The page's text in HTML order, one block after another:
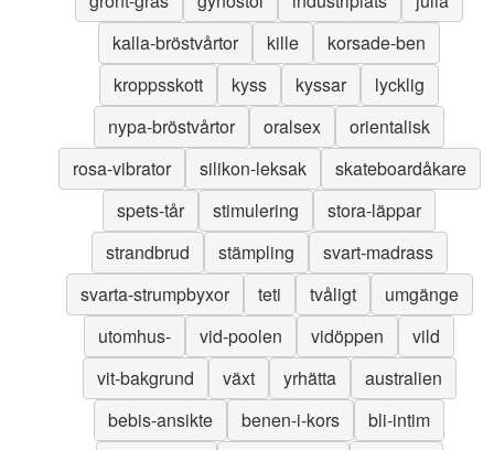
kalla-bröstvårtor
kille
korsade-ben
kroppsskott
kyss kyssar
lycklig
nypa-bröstvårtor
oralsex
orientalisk
rosa-vibrator
silikon-leksak
skateboardåkare
spets-tår
stimulering
stora-läppar
strandbrud
stämpling
svart-madrass
svarta-strumpbyxor
teti tvåligt
umgänge
utomhus-
vid-poolen vidöppen
vild
vit-bakgrund
växt yrhätta
australien
bebis-ansikte
benen-i-kors
bli-intim